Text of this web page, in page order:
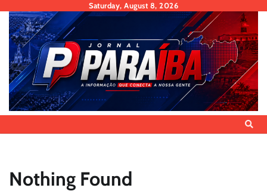
content
Saturday, August 8, 2026
Nothing Found